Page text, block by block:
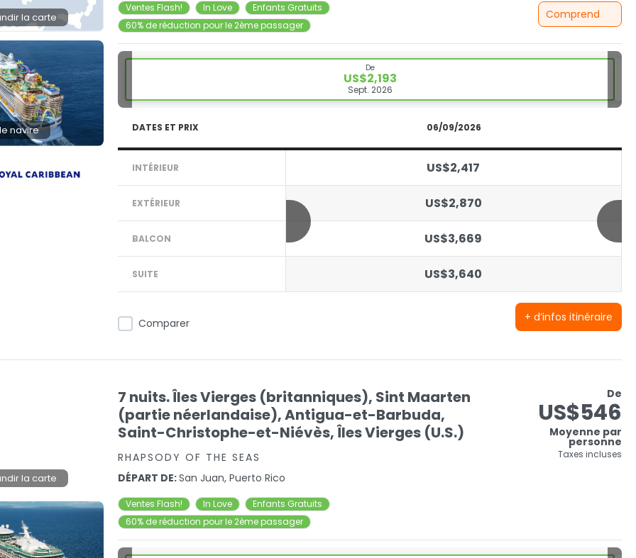
la carte
navire
Ventes Flash! In Love
Enfants Gratuits
60% de réduction pour le 2ème passager
Comprend
De
US$2,193
Sept. 2026
DATES ET PRIX
INTÉRIEUR
EXTÉRIEUR
BALCON
SUITE
06/09/2026
US$2,417
US$2,870
US$3,669
US$3,640
Comparer + d’infos itinéraire
la carte
7 nuits. Îles Vierges (britanniques), Sint Maarten
(partie néerlandaise), Antigua-et-Barbuda,
Saint-Christophe-et-Niévès, Îles Vierges (U.S.)
RHAPSODY OF THE SEAS
DÉPART DE:San Juan, Puerto Rico
Ventes Flash! In Love
Enfants Gratuits
60% de réduction pour le 2ème passager
De
US$546
Moyenne par
personne
Taxes incluses